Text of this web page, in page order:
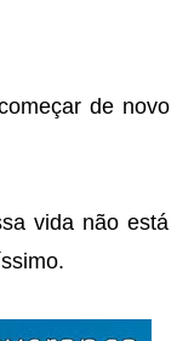
de novo
vida não está